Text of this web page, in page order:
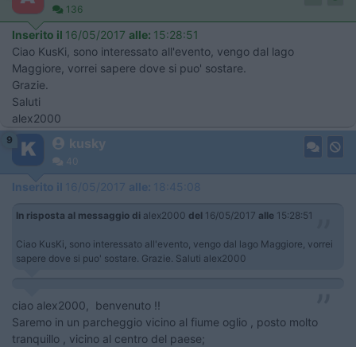
136
Inserito il 16/05/2017 alle: 15:28:51
Ciao KusKi, sono interessato all'evento, vengo dal lago
Maggiore, vorrei sapere dove si puo' sostare.
Grazie.
Saluti
alex2000
9 kusky
40
Inserito il 16/05/2017 alle: 18:45:08
In risposta al messaggio di alex2000 del 16/05/2017 alle 15:28:51
Ciao KusKi, sono interessato all'evento, vengo dal lago Maggiore, vorrei
sapere dove si puo' sostare. Grazie. Saluti alex2000
ciao alex2000, benvenuto !!
Saremo in un parcheggio vicino al fiume oglio , posto molto
tranquillo , vicino al centro del paese;